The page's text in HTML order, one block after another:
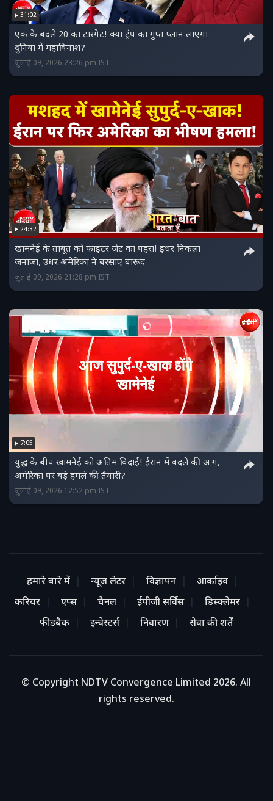
31:02
एक के बदले 20 का टारगेट! क्या ट्रंप का गुप्त प्लान लाएगा
दुनिया में महाविनाश?
जुलाई 09, 2026 23:26 pm IST
24:32
खामनेई के ताबूत को फाइटर जेट का पहरा! इधर निकला
जनाजा, उधर अमेरिका ने बरसाए बारूद
जुलाई 09, 2026 21:28 pm IST
7:05
युद्ध के बीच खामनेई को अंतिम विदाई! ईरान में बदले की आग,
अमेरिका पर बड़े हमले की तैयारी?
जुलाई 09, 2026 12:52 pm IST
हमारे बारे में न्यूज लेटर विज्ञापन
आर्काइव
करियर
एप्स चैनल ईपीजी सर्विस
डिस्क्लेमर
फीडबैक
इन्वेस्टर्स निवारण सेवा की शर्तें
© Copyright NDTV Convergence Limited 2026. All
rights reserved.